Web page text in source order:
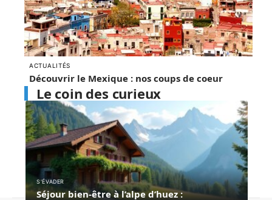
ACTUALITÉS
Découvrir le Mexique : nos coups de coeur
Le coin des curieux
S'ÉVADER
Séjour bien-être à l’alpe d’huez :